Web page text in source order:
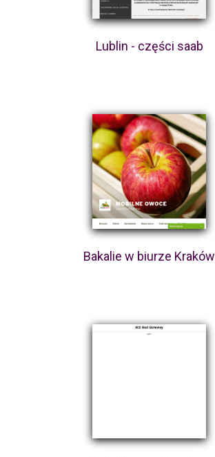
Lublin - części saab
Bakalie w biurze Kraków